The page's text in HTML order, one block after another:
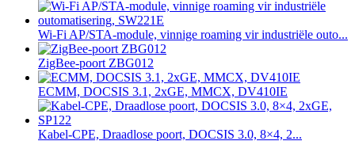
Wi-Fi AP/STA-module, vinnige roaming vir industriële outo...
ZigBee-poort ZBG012
ECMM, DOCSIS 3.1, 2xGE, MMCX, DV410IE
Kabel-CPE, Draadlose poort, DOCSIS 3.0, 8×4, 2...